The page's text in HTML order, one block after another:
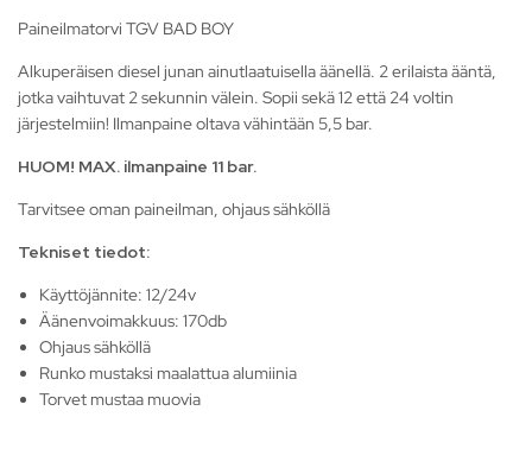
Paineilmatorvi TGV BAD BOY
Alkuperäisen diesel junan ainutlaatuisella äänellä. 2 erilaista ääntä,
jotka vaihtuvat 2 sekunnin välein. Sopii sekä 12 että 24 voltin
järjestelmiin! Ilmanpaine oltava vähintään 5,5 bar.
HUOM! MAX. ilmanpaine 11 bar.
Tarvitsee oman paineilman, ohjaus sähköllä
Tekniset tiedot:
Käyttöjännite: 12/24v
Äänenvoimakkuus: 170db
Ohjaus sähköllä
Runko mustaksi maalattua alumiinia
Torvet mustaa muovia